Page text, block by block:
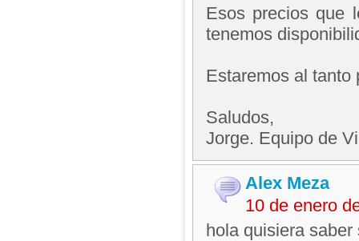
Esos precios que
tenemos
Estaremos al tanto
Saludos,
Jorge. Equipo de
Alex Meza
10 de enero
hola quisiera